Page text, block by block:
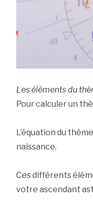
Les éléments du
Pour calculer un
L’équation du
naissance.
Ces différents
votre ascendant